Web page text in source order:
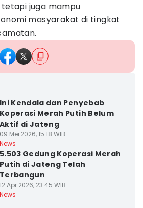
juga mampu
masyarakat di tingkat
Ini Kendala dan Penyebab
Koperasi Merah Putih Belum
Aktif di Jateng
09 Mei 2026, 15:18 WIB
News
5.503 Gedung Koperasi Merah
Putih di Jateng Telah
Terbangun
12 Apr 2026, 23:45 WIB
News